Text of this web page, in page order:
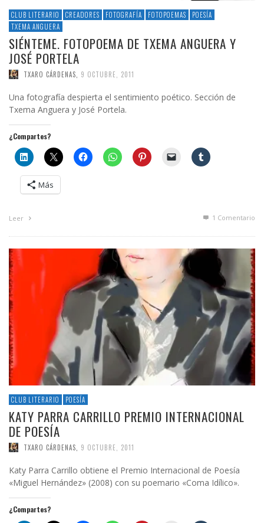
CLUB LITERARIO CREADORES FOTOGRAFÍA FOTOPOEMAS
POESÍA
TXEMA ANGUERA
SIÉNTEME. FOTOPOEMA DE TXEMA ANGUERA Y
JOSÉ PORTELA
TXARO CÁRDENAS 9 OCTUBRE, 2011
Una fotografía despierta el sentimiento poético. Sección de
Txema Anguera y José Portela.
¿Compartes?
Más
Leer 1 Comentario
CLUB LITERARIO POESÍA
KATY PARRA CARRILLO PREMIO INTERNACIONAL
DE POESÍA
TXARO CÁRDENAS 9 OCTUBRE, 2011
Katy Parra Carrillo obtiene el Premio Internacional de Poesía
«Miguel Hernández» (2008) con su poemario «Coma Idílico».
¿Compartes?